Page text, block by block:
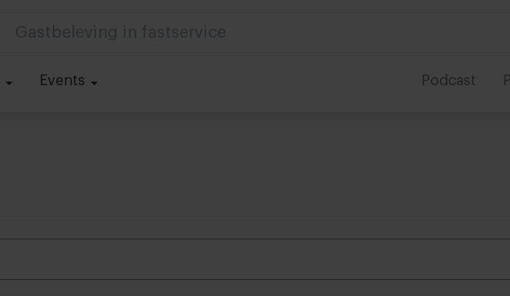
Technologie in foodservice
Events Podcast